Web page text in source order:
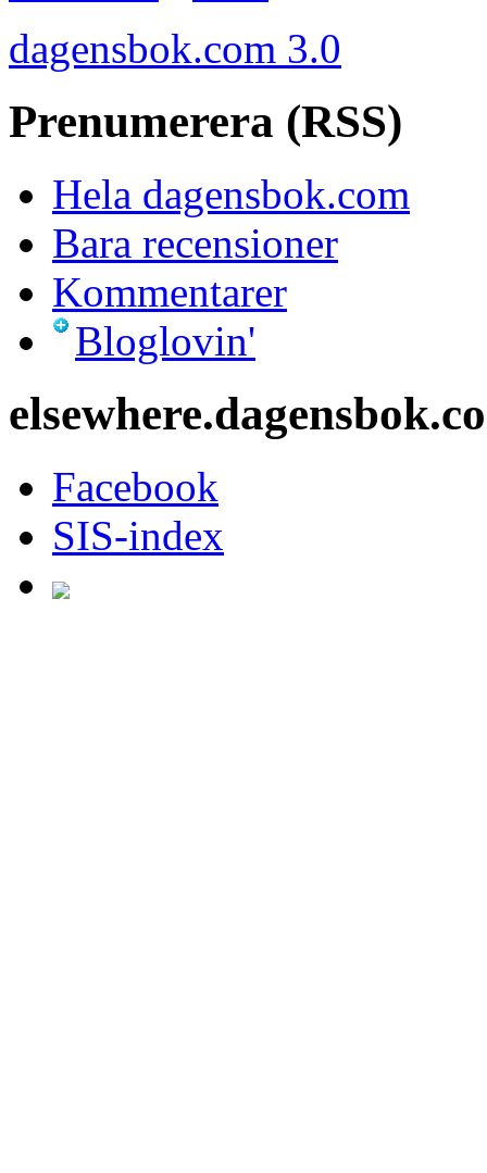
dagensbok.com 3.0
Prenumerera (RSS)
Hela dagensbok.com
Bara recensioner
Kommentarer
Bloglovin'
Facebook
SIS-index